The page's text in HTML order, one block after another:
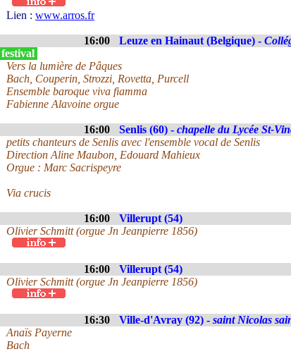
Lien : www.arros.fr
16:00 Leuze en Hainaut (Belgique) -
Vers la lumière de Pâques
Bach, Couperin, Strozzi, Rovetta, Purcell
Ensemble baroque viva fiamma
Fabienne Alavoine orgue
16:00 Senlis (60) - chapelle du Lycée St-
petits chanteurs de Senlis avec l'ensemble vocal de Senlis
Direction Aline Maubon, Edouard Mahieux
Orgue : Marc Sacrispeyre
Via crucis
16:00 Villerupt (54)
Olivier Schmitt (orgue Jn Jeanpierre 1856)
16:00 Villerupt (54)
Olivier Schmitt (orgue Jn Jeanpierre 1856)
16:30 Ville-d'Avray (92) - saint Nicolas
Anaïs Payerne
Bach